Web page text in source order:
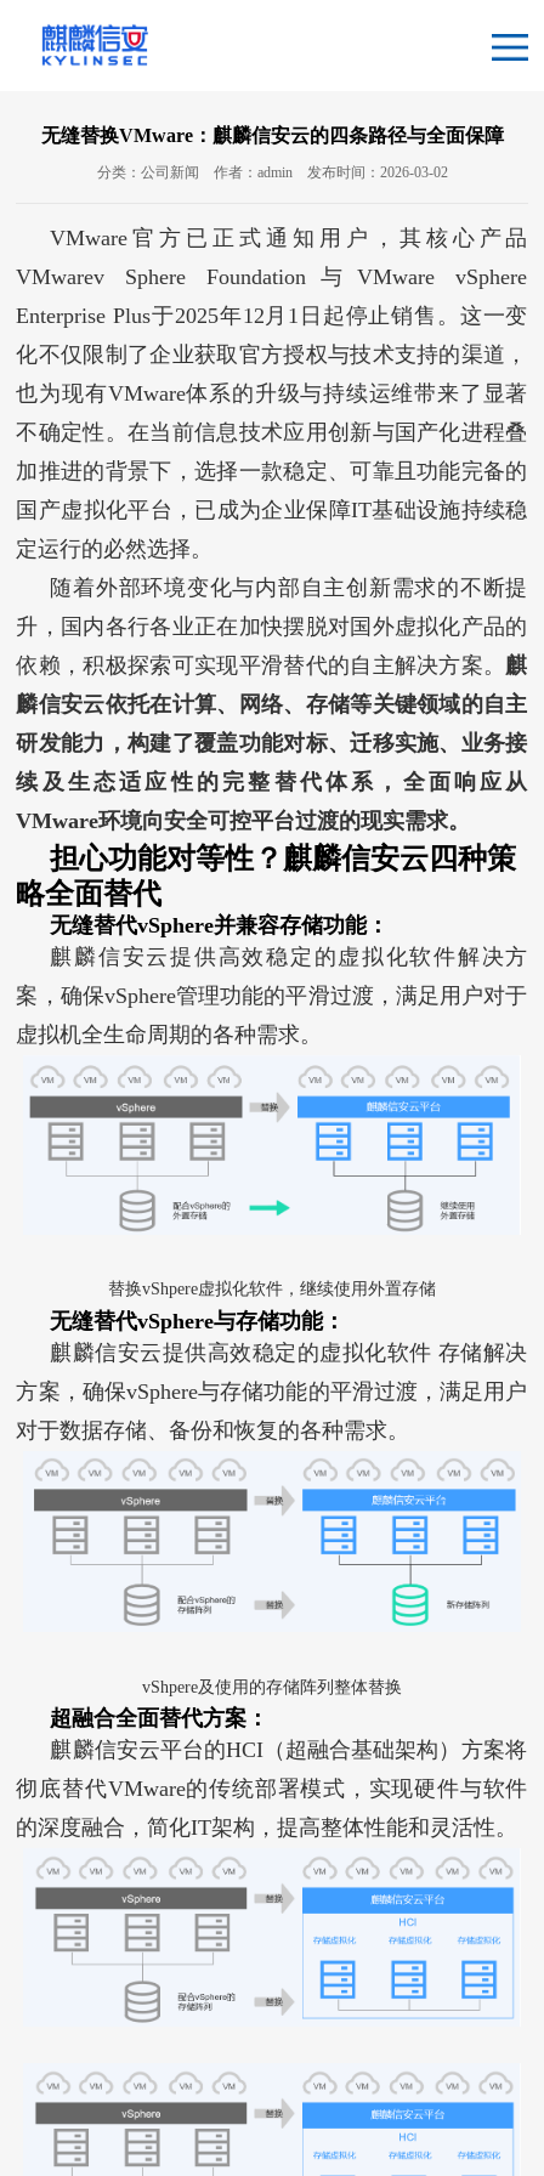
无缝替换VMware：麒麟信安云的四条路径与全面保障
分类：公司新闻 作者：admin 发布时间：2026-03-02
VMware官方已正式通知用户，其核心产品
VMwarev Sphere Foundation与VMware vSphere
Enterprise Plus于2025年12月1日起停止销售。这一变
化不仅限制了企业获取官方授权与技术支持的渠道，
也为现有VMware体系的升级与持续运维带来了显著
不确定性。在当前信息技术应用创新与国产化进程叠
加推进的背景下，选择一款稳定、可靠且功能完备的
国产虚拟化平台，已成为企业保障IT基础设施持续稳
定运行的必然选择。
随着外部环境变化与内部自主创新需求的不断提
升，国内各行各业正在加快摆脱对国外虚拟化产品的
依赖，积极探索可实现平滑替代的自主解决方案。 麒
麟信安云依托在计算、网络、存储等关键领域的自主
研发能力，构建了覆盖功能对标、迁移实施、业务接
续及生态适应性的完整替代体系，全面响应从
VMware环境向安全可控平台过渡的现实需求。
担心功能对等性？麒麟信安云四种策
略全面替代
无缝替代vSphere并兼容存储功能：
麒麟信安云提供高效稳定的虚拟化软件解决方
案，确保vSphere管理功能的平滑过渡，满足用户对于
虚拟机全生命周期的各种需求。
替换vShpere虚拟化软件，继续使用外置存储
无缝替代vSphere与存储功能：
麒麟信安云提供高效稳定的虚拟化软件 存储解决
方案，确保vSphere与存储功能的平滑过渡，满足用户
对于数据存储、备份和恢复的各种需求。
vShpere及使用的存储阵列整体替换
超融合全面替代方案：
麒麟信安云平台的HCI（ 超融合基础架构 ）方案将
彻底替代VMware的传统部署模式，实现硬件与软件
的深度融合，简化IT架构，提高整体性能和灵活性。